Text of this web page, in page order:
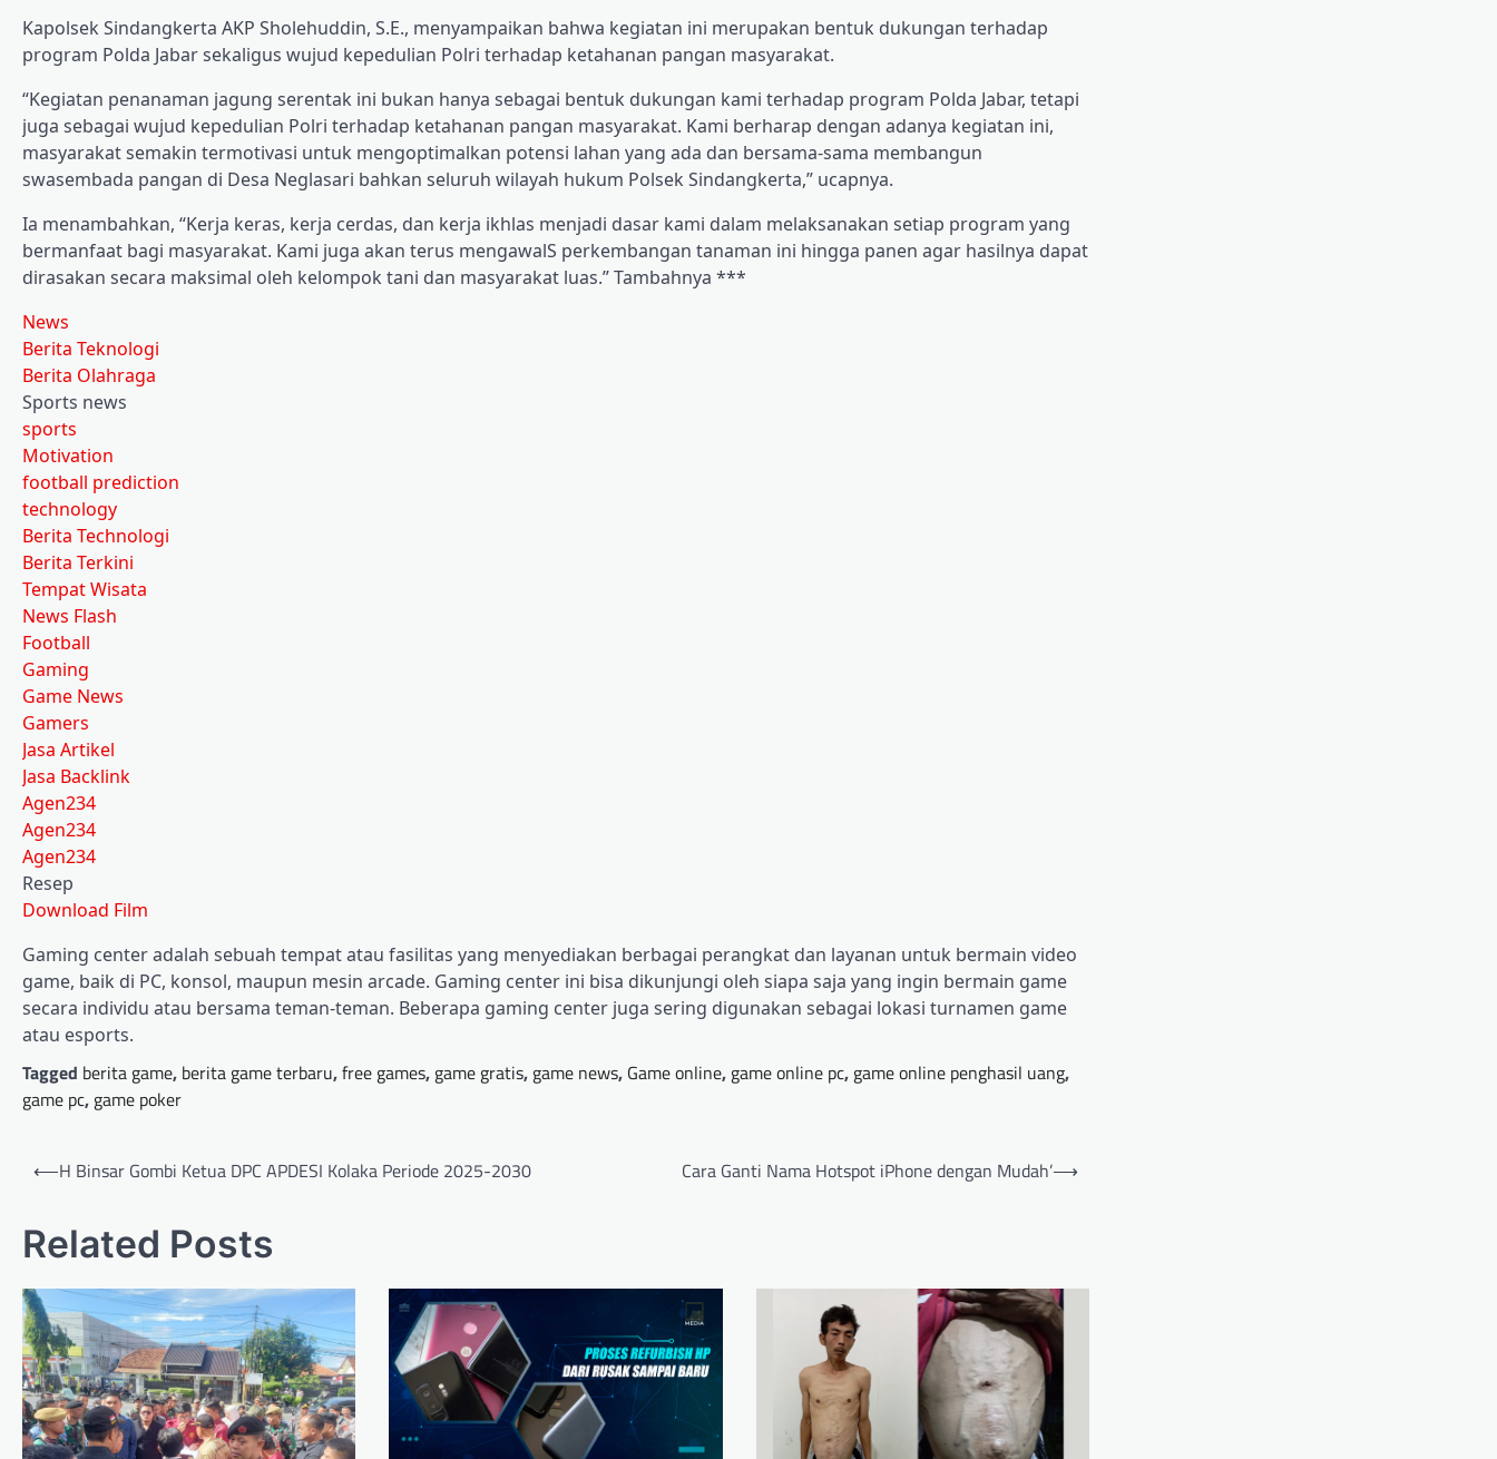
Kapolsek Sindangkerta AKP Sholehuddin, S.E., menyampaikan bahwa kegiatan ini merupakan bentuk dukungan terhadap
program Polda Jabar sekaligus wujud kepedulian Polri terhadap ketahanan pangan masyarakat.
“Kegiatan penanaman jagung serentak ini bukan hanya sebagai bentuk dukungan kami terhadap program Polda Jabar, tetapi
juga sebagai wujud kepedulian Polri terhadap ketahanan pangan masyarakat. Kami berharap dengan adanya kegiatan ini,
masyarakat semakin termotivasi untuk mengoptimalkan potensi lahan yang ada dan bersama-sama membangun
swasembada pangan di Desa Neglasari bahkan seluruh wilayah hukum Polsek Sindangkerta,” ucapnya.
Ia menambahkan, “Kerja keras, kerja cerdas, dan kerja ikhlas menjadi dasar kami dalam melaksanakan setiap program yang
bermanfaat bagi masyarakat. Kami juga akan terus mengawalS perkembangan tanaman ini hingga panen agar hasilnya dapat
dirasakan secara maksimal oleh kelompok tani dan masyarakat luas.” Tambahnya ***
News
Berita Teknologi
Berita Olahraga
Sports news
sports
Motivation
football prediction
technology
Berita Technologi
Berita Terkini
Tempat Wisata
News Flash
Football
Gaming
Game News
Gamers
Jasa Artikel
Jasa Backlink
Agen234
Agen234
Agen234
Resep
Download Film
Gaming center adalah sebuah tempat atau fasilitas yang menyediakan berbagai perangkat dan layanan untuk bermain video
game, baik di PC, konsol, maupun mesin arcade. Gaming center ini bisa dikunjungi oleh siapa saja yang ingin bermain game
secara individu atau bersama teman-teman. Beberapa gaming center juga sering digunakan sebagai lokasi turnamen game
atau esports.
Tagged berita game, berita game terbaru,free games, game gratis, game news, Game online, game online pc, game online penghasil uang,
game pc, game poker
Post
⟵H Binsar Gombi Ketua DPC APDESI Kolaka Periode 2025-2030 Cara Ganti Nama Hotspot iPhone dengan Mudah’⟶
Related Posts